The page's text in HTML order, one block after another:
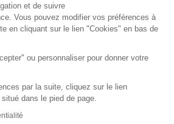
et de suivre
Vous pouvez modifier vos préférences à
en cliquant sur le lien "Cookies" en bas de
ou personnaliser pour donner votre
par la suite, cliquez sur le lien
dans le pied de page.
Brochure
Politique de confidentialité
Cookies
Nouvelles 2023 ! Dernière mise